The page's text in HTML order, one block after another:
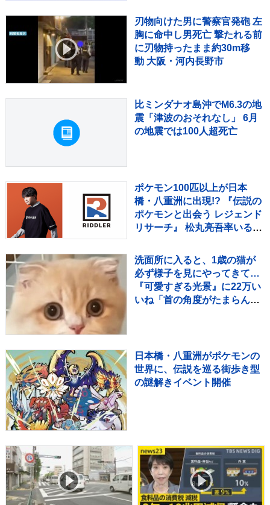
刃物向けた男に警察官発砲 左
胸に命中し男死亡 撃たれる前
に刃物持ったまま約30m移
動 大阪・河内長野市
比ミンダナオ島沖でM6.3の地
震「津波のおそれなし」 6月
の地震では100人超死亡
ポケモン100匹以上が日本
橋・八重洲に出現!? 『伝説の
ポケモンと出会う レジェンド
リサーチ』 松丸亮吾率いる
イベントも実施
洗面所に入ると、1歳の猫が
必ず様子を見にやってきて…
『可愛すぎる光景』に22万い
いね「首の角度がたまらん」
日本橋・八重洲がポケモンの
世界に、伝説を巡る街歩き型
の謎解きイベント開催